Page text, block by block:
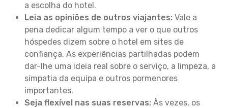
a escolha do hotel.
Leia as opiniões de outros viajantes: Vale a
pena dedicar algum tempo a ver o que outros
hóspedes dizem sobre o hotel em sites de
confiança. As experiências partilhadas podem
dar-lhe uma ideia real sobre o serviço, a limpeza, a
simpatia da equipa e outros pormenores
importantes.
Seja flexível nas suas reservas: Às vezes, os